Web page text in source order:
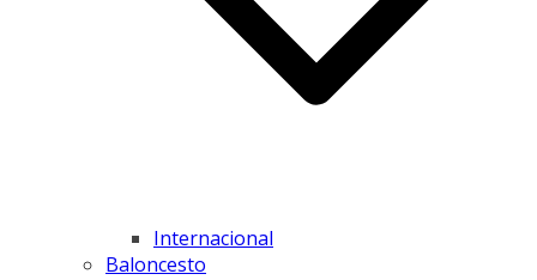
Internacional
Baloncesto